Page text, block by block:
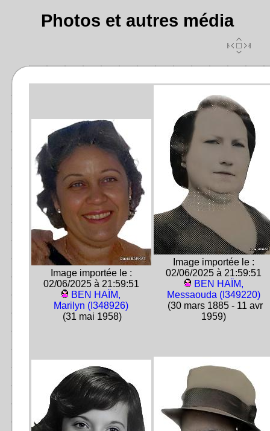
Photos et autres média
Image importée le :
02/06/2025 à 21:59:51
BEN HAÏM,
Marilyn (I348926)
(31 mai 1958)
Image importée le :
02/06/2025 à 21:59:51
BEN HAÏM,
Messaouda (I349220)
(30 mars 1885 - 11 avr
1959)